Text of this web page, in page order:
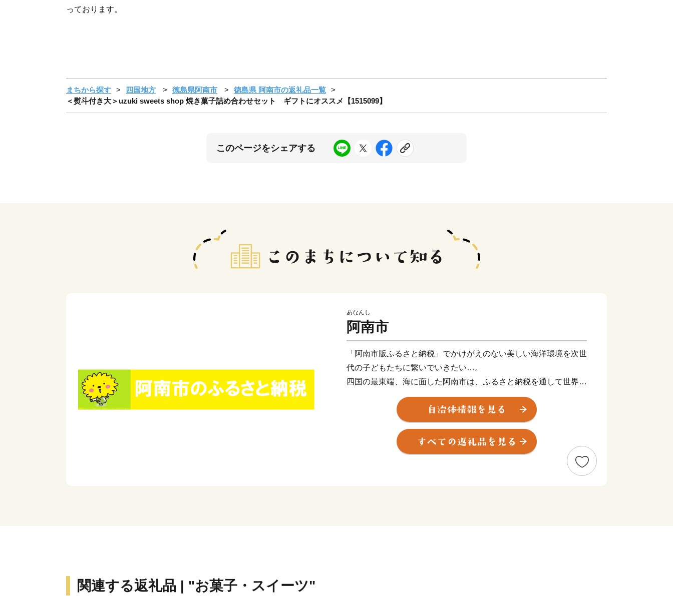
っております。
まちから探す 四国地方 徳島県阿南市
徳島県 阿南市の返礼品一覧
＜熨斗付き大＞uzuki sweets shop 焼き菓子詰め合わせセット ギフトにオススメ【1515099】
このページをシェアする
あなんし
阿南市
「阿南市版ふるさと納税」でかけがえのない美しい海洋環境を次世
代の子どもたちに繋いでいきたい…。
四国の最東端、海に面した阿南市は、ふるさと納税を通して世界規
模で深刻な問題となっている海岸・海洋汚染に対して真摯に向き合
い、アクションをおこし、普及していくことによって、持続可能な
社会づくりを実現していく「阿南市オリジナル」の制度運用を行っ
返礼品を提供するのは「EARTH SHIP PARTNER ANAN」
（ESPA）に登録している事業者です。阿南市では、このESPA事
関連する返礼品 | "お菓子・スイーツ"